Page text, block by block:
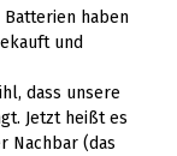
haben
und
dass unsere
Jetzt heißt es
Nachbar (das